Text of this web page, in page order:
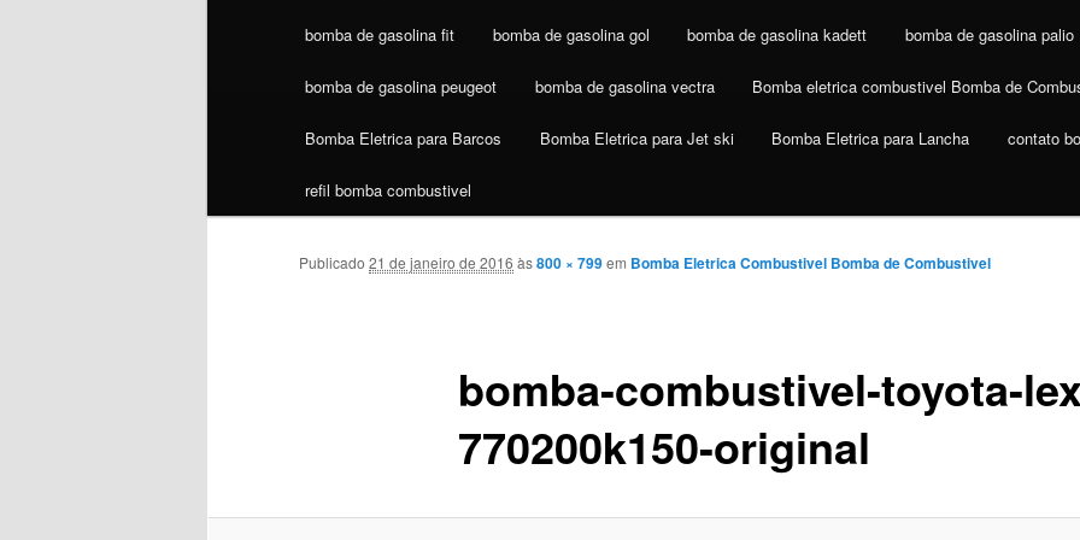
bomba de gasolina fit bomba de gasolina gol bomba de gasolina kadett bomba de gasolina palio
bomba de gasolina peugeot bomba de gasolina vectra Bomba eletrica combustivel Bomba de
Bomba Eletrica para Barcos Bomba Eletrica para Jet ski Bomba Eletrica para Lancha contato
refil bomba combustivel
bomba-combustivel-toyota-
770200k150-original
Publicado 21 de janeiro de 2016 às800 × 799em Bomba Eletrica Combustivel Bomba de Combustivel